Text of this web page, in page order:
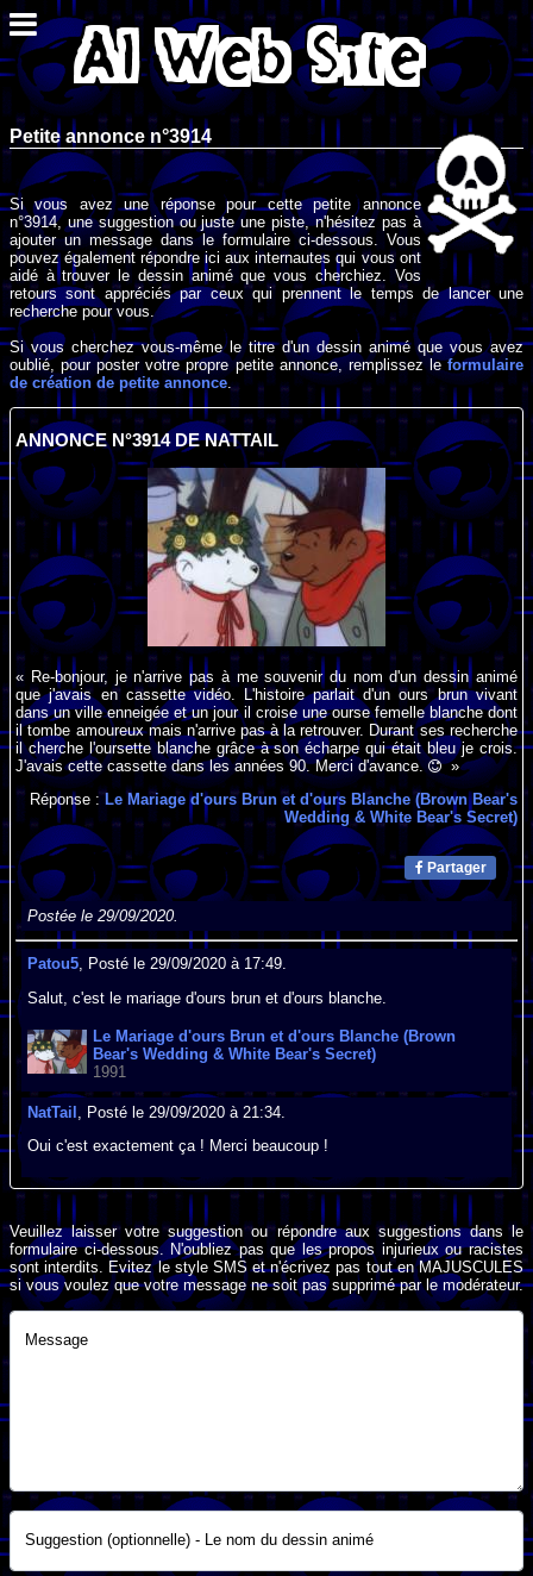
Petite annonce n°3914
Si vous avez une réponse pour cette petite annonce
n°3914, une suggestion ou juste une piste, n'hésitez pas à
ajouter un message dans le formulaire ci-dessous. Vous
pouvez également répondre ici aux internautes qui vous ont
aidé à trouver le dessin animé que vous cherchiez. Vos
retours sont appréciés par ceux qui prennent le temps de lancer une
recherche pour vous.
Si vous cherchez vous-même le titre d'un dessin animé que vous avez
oublié, pour poster votre propre petite annonce, remplissez leformulaire
de création de petite annonce .
ANNONCE N°3914 DE NATTAIL
« Re-bonjour, je n'arrive pas à me souvenir du nom d'un dessin animé
que j'avais en cassette vidéo. L'histoire parlait d'un ours brun vivant
dans un ville enneigée et un jour il croise une ourse femelle blanche dont
il tombe amoureux mais n'arrive pas à la retrouver. Durant ses recherche
il cherche l'oursette blanche grâce à son écharpe qui était bleu je crois.
J'avais cette cassette dans les années 90. Merci d'avance.
»
Réponse :Le Mariage d'ours Brun et d'ours Blanche (Brown Bear's
Wedding & White Bear's Secret)
Partager
Postée le 29/09/2020.
Patou5, Posté le 29/09/2020 à 17:49.
Salut, c'est le mariage d'ours brun et d'ours blanche.
Le Mariage d'ours Brun et d'ours Blanche (Brown
Bear's Wedding & White Bear's Secret)
1991
NatTail , Posté le 29/09/2020 à 21:34.
Oui c'est exactement ça ! Merci beaucoup !
Veuillez laisser votre suggestion ou répondre aux suggestions dans le
formulaire ci-dessous. N'oubliez pas que les propos injurieux ou racistes
sont interdits. Evitez le style SMS et n'écrivez pas tout en MAJUSCULES
si vous voulez que votre message ne soit pas supprimé par le modérateur.
Message
Suggestion (optionnelle) - Le nom du dessin animé